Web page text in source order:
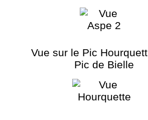
Vue sur le Pic
Pic de Bielle